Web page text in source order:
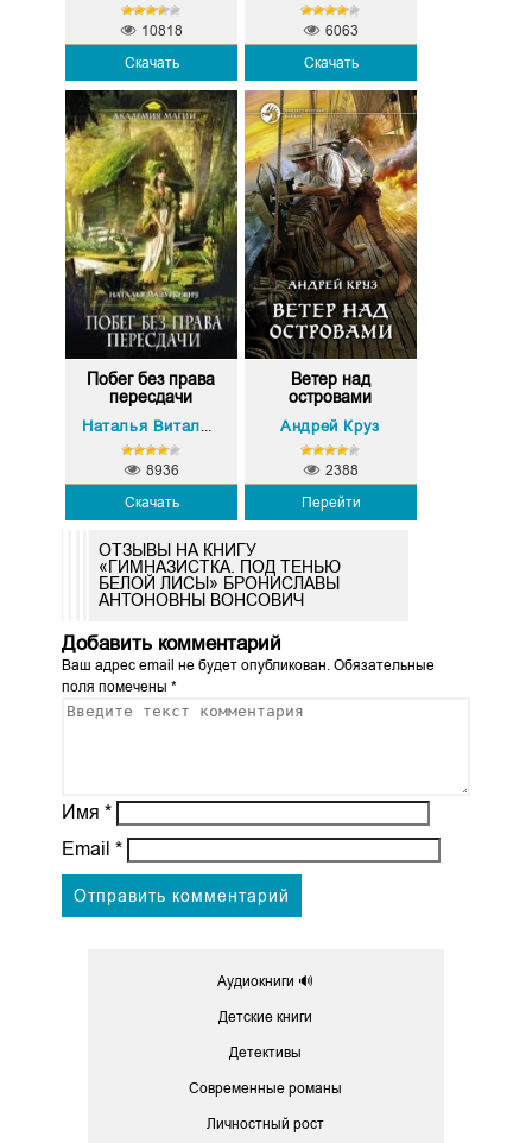
Скачать
10818
Скачать
6063
Побег без права
пересдачи
Скачать
8936
Ветер над
островами
Андрей Круз
Перейти
2388
ОТЗЫВЫ НА КНИГУ
«ГИМНАЗИСТКА. ПОД ТЕНЬЮ
БЕЛОЙ ЛИСЫ» БРОНИСЛАВЫ
АНТОНОВНЫ ВОНСОВИЧ
Добавить комментарий
Ваш адрес email не будет опубликован.Обязательные
поля помечены *
Имя *
Email *
Аудиокниги 🔊
Детские книги
Детективы
Современные романы
Личностный рост